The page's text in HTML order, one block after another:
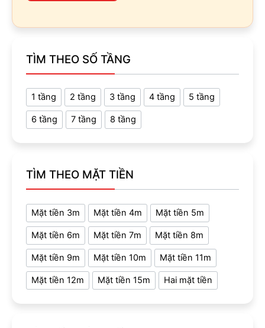
TÌM THEO SỐ TẦNG
1 tầng 2 tầng 3 tầng 4 tầng 5 tầng
6 tầng 7 tầng 8 tầng
TÌM THEO MẶT TIỀN
Mặt tiền 3m Mặt tiền 4m Mặt tiền 5m
Mặt tiền 6m Mặt tiền 7m Mặt tiền 8m
Mặt tiền 9m Mặt tiền 10m Mặt tiền 11m
Mặt tiền 12m Mặt tiền 15m Hai mặt tiền